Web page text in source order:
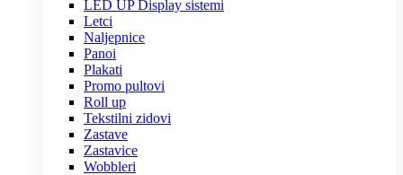
LED UP Display sistemi
Letci
Naljepnice
Panoi
Plakati
Promo pultovi
Roll up
Tekstilni zidovi
Zastave
Zastavice
Wobbleri